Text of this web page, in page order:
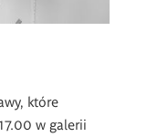
które
w galerii